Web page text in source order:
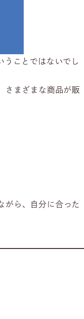
うことではないでし
さまざまな商品が販
がら、自分に合った